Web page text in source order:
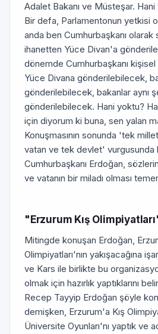
Adalet Bakanı ve Müsteşar.
Bir defa, Parlamentonun yetkisi
anda ben Cumhurbaşkanı
ihanetten Yüce Divan'a
dönemde Cumhurbaşkanı kişisel
Yüce Divana gönderilebilecek,
gönderilebilecek, bakanlar aynı
gönderilebilecek. Hani yoktu?
için diyorum ki buna, sen yalan
Konuşmasının sonunda 'tek
vatan ve tek devlet' vurgusunda
Cumhurbaşkanı Erdoğan,
ve vatanın bir miladı olması
"Erzurum Kış
Mitingde konuşan Erdoğan,
Olimpiyatları'nın yakışacağına
ve Kars ile birlikte bu
olmak için hazırlık yaptıklarını
Recep Tayyip Erdoğan şöyle
demişken, Erzurum'a Kış
Üniversite Oyunları'nı yaptık ve